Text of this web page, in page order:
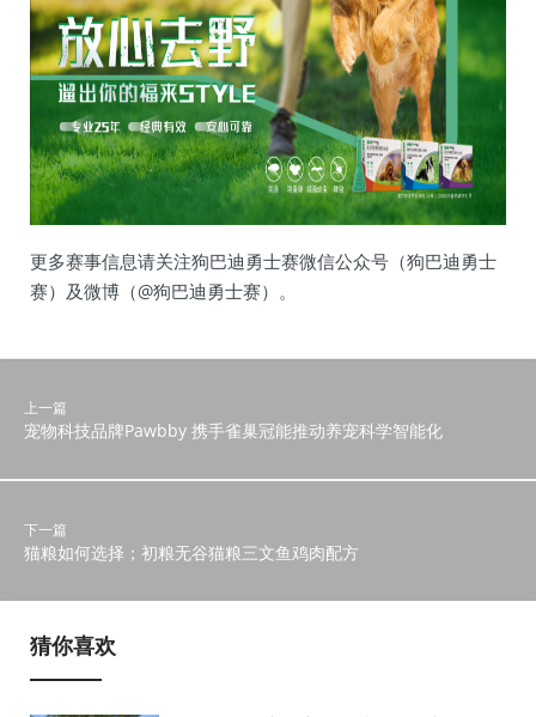
更多赛事信息请关注狗巴迪勇士赛微信公众号（狗巴迪勇士
赛）及微博（@狗巴迪勇士赛）。
上一篇
宠物科技品牌Pawbby 携手雀巢冠能推动养宠科学智能化
下一篇
猫粮如何选择；初粮无谷猫粮三文鱼鸡肉配方
猜你喜欢